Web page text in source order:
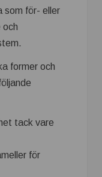
som för- eller
och
former och
tack vare
för